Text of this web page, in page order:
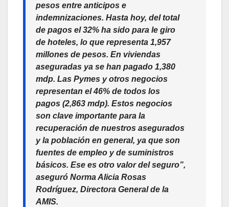
pesos entre anticipos e
indemnizaciones. Hasta hoy, del total
de pagos el 32% ha sido para le giro
de hoteles, lo que representa 1,957
millones de pesos. En viviendas
aseguradas ya se han pagado 1,380
mdp. Las Pymes y otros negocios
representan el 46% de todos los
pagos (2,863 mdp). Estos negocios
son clave importante para la
recuperación de nuestros asegurados
y la población en general, ya que son
fuentes de empleo y de suministros
básicos. Ese es otro valor del seguro”,
aseguró Norma Alicia Rosas
Rodríguez, Directora General de la
AMIS.